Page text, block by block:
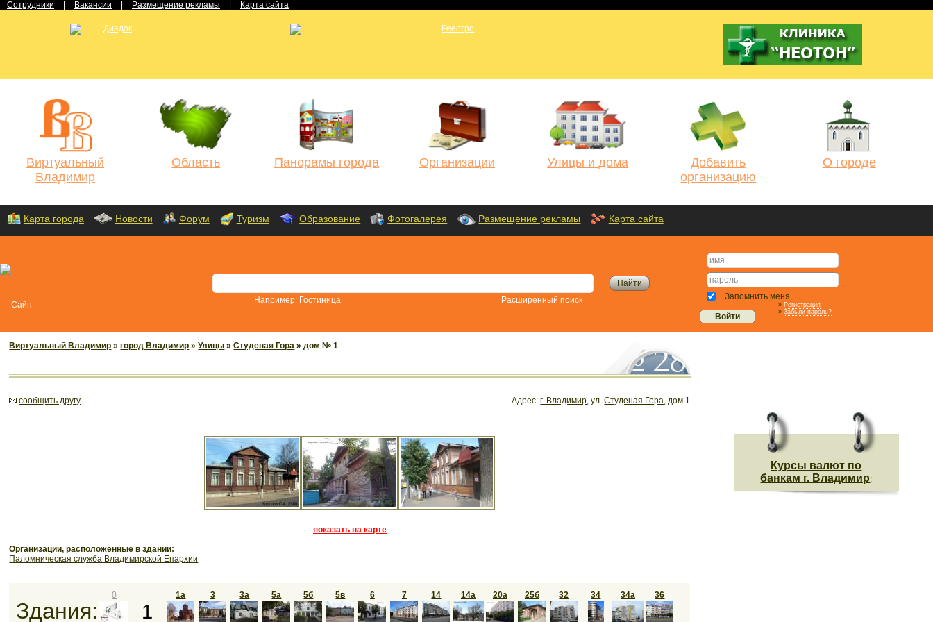
Сотрудники Вакансии Размещение рекламы Карта сайта
Виртуальный
Владимир
Область Панорамы города Организации Улицы и дома
Добавить
организацию
О городе
Карта города Новости Форум Туризм Образование Фотогалерея Размещение рекламы Карта сайта
Например: Гостиница Расширенный поиск Запомнить меня
» Регистрация
» Забыли пароль?
Виртуальный Владимир »город Владимир »Улицы »Студеная Гора » дом № 1
cообщить другу Адрес:г. Владимир, ул.Студеная Гора, дом 1
показать на карте
Организации, расположенные в здании:
Паломническая служба Владимирской Епархии
Здания:
0
1
1а 3 3а 5а 5б 5в 6 7 14 14а 20а 25б 32 34 34а 36
Курсы валют по
банкам г. Владимир: